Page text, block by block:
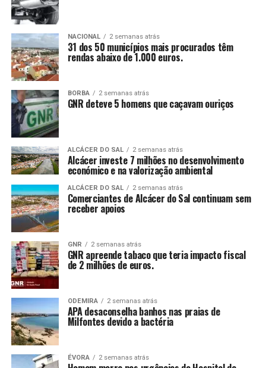
NACIONAL 2 semanas atrás
31 dos 50 municípios mais procurados têm
rendas abaixo de 1.000 euros.
BORBA 2 semanas atrás
GNR deteve 5 homens que caçavam ouriços
ALCÁCER DO SAL 2 semanas atrás
Alcácer investe 7 milhões no desenvolvimento
económico e na valorização ambiental
ALCÁCER DO SAL 2 semanas atrás
Comerciantes de Alcácer do Sal continuam sem
receber apoios
GNR 2 semanas atrás
GNR apreende tabaco que teria impacto fiscal
de 2 milhões de euros.
ODEMIRA 2 semanas atrás
APA desaconselha banhos nas praias de
Milfontes devido a bactéria
ÉVORA 2 semanas atrás